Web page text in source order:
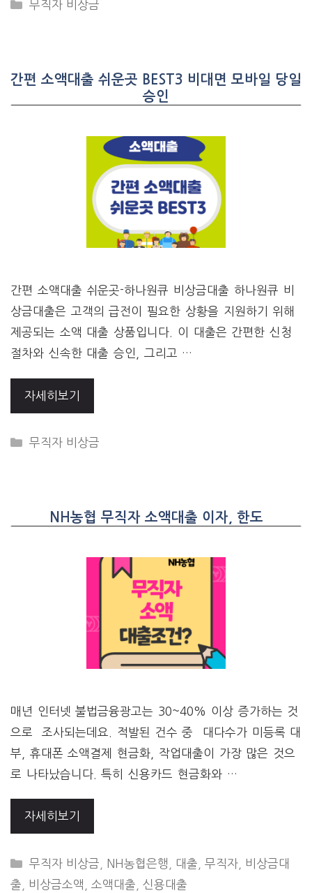
CATEGORIES
무직자 비상금
간편 소액대출 쉬운곳 BEST3 비대면 모바일 당일
승인
간편 소액대출 쉬운곳-하나원큐 비상금대출 하나원큐 비
상금대출은 고객의 급전이 필요한 상황을 지원하기 위해
제공되는 소액 대출 상품입니다. 이 대출은 간편한 신청
절차와 신속한 대출 승인, 그리고 …
자세히보기
CATEGORIES
무직자 비상금
NH농협 무직자 소액대출 이자, 한도
매년 인터넷 불법금융광고는 30~40% 이상 증가하는 것
으로 조사되는데요. 적발된 건수 중 대다수가 미등록 대
부, 휴대폰 소액결제 현금화, 작업대출이 가장 많은 것으
로 나타났습니다. 특히 신용카드 현금화와 …
자세히보기
CATEGORIES
무직자 비상금 NH농협은행 대출 ,무직자
비상금대
출
비상금소액 소액대출 신용대출